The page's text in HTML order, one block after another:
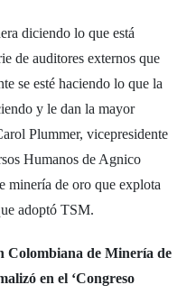
diciendo lo que está
de auditores externos que
se esté haciendo lo que la
y le dan la mayor
Plummer, vicepresidente
Humanos de Agnico
minería de oro que explota
adoptó TSM.
Colombiana de Minería de
en el ‘Congreso